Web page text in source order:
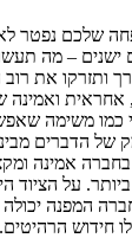
שלכם נפטר
ישנים – מה
ותזרקו את
ואמינה
כמו משימה
של הדברים
בחברה אמינה
על הציוד
המפנה
חידוש הרהיטים.